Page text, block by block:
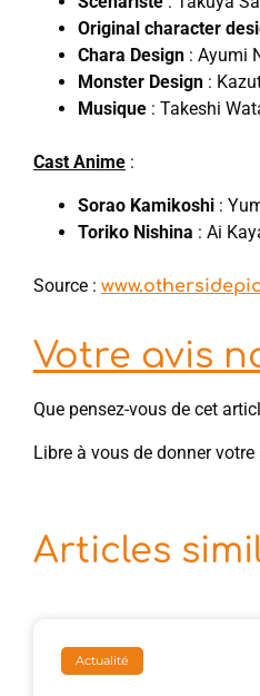
Original character
Chara Design : Ayumi
Monster Design :
Musique : Takeshi
Cast Anime :
Sorao Kamikoshi :
Toriko Nishina : Ai
Source :
Votre avis
Que pensez-vous de cet
Libre à vous de donner
Articles
Actualité